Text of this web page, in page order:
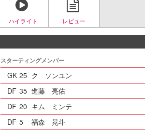
ハイライト レビュー
スターティングメンバー
GK 25 ク ソンユン
DF 35 進藤 亮佑
DF 20 キム ミンテ
DF 5
福森 晃斗